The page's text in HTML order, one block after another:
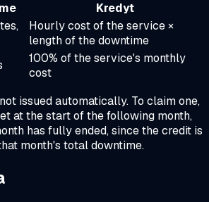
Kredyt
Hourly cost of the service ×
length of the downtime
100% of the service's monthly
cost
issued automatically. To claim one,
at the start of the following month,
has fully ended, since the credit is
month's total downtime.